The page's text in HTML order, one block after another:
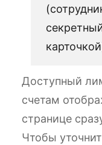
Доступный
счетам
странице
Чтобы